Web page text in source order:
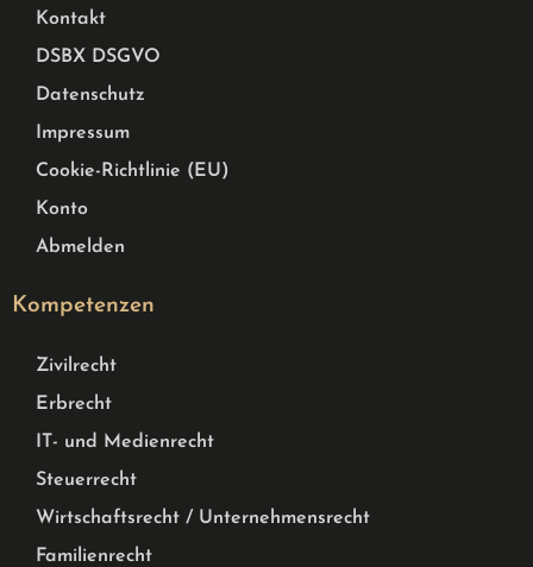
Kontakt
DSBX DSGVO
Datenschutz
Impressum
Cookie-Richtlinie (EU)
Konto
Abmelden
Kompetenzen
Zivilrecht
Erbrecht
IT- und Medienrecht
Steuerrecht
Wirtschaftsrecht / Unternehmensrecht
Familienrecht